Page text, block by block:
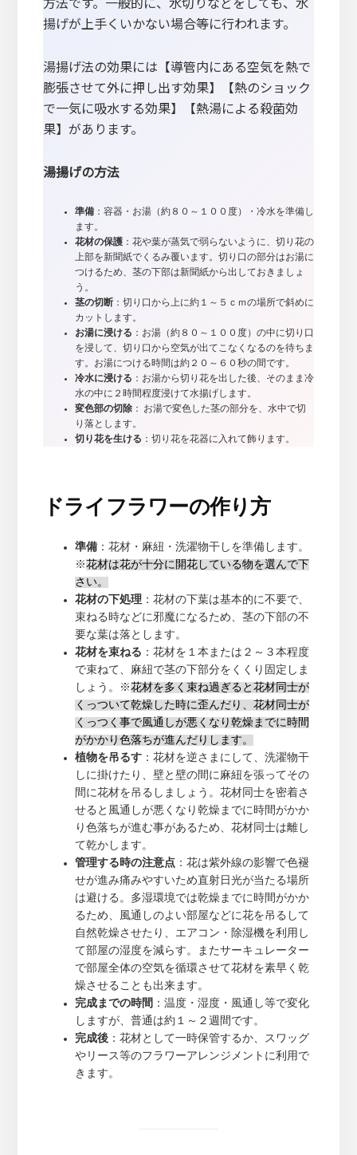
揚げが上手くいかない場合等に行われます。
湯揚げ法の効果には【導管内にある空気を熱で
膨張させて外に押し出す効果】【熱のショック
で一気に吸水する効果】【熱湯による殺菌効
果】があります。
湯揚げの方法
準備：容器・お湯（約８０～１００度）・冷水を準備し
ます。
花材の保護：花や葉が蒸気で弱らないように、切り花の
上部を新聞紙でくるみ覆います。切り口の部分はお湯に
つけるため、茎の下部は新聞紙から出しておきましょ
う。
茎の切断：切り口から上に約１～５ｃｍの場所で斜めに
カットします。
お湯に浸ける ：お湯（約８０～１００度）の中に切り口
を浸して、切り口から空気が出てこなくなるのを待ちま
す。お湯につける時間は約２０～６０秒の間です。
冷水に浸ける ：お湯から切り花を出した後、そのまま冷
水の中に２時間程度浸けて水揚げします。
変色部の切除： お湯で変色した茎の部分を、水中で切
り落とします。
切り花を生ける ：切り花を花器に入れて飾ります。
ドライフラワーの作り方
準備：花材・麻紐・洗濯物干しを準備します。
※花材は花が十分に開花している物を選んで下
さい。
花材の下処理：花材の下葉は基本的に不要で、
束ねる時などに邪魔になるため、茎の下部の不
要な葉は落とします。
花材を束ねる ：花材を１本または２～３本程度
で束ねて、麻紐で茎の下部分をくくり固定しま
しょう。※花材を多く束ね過ぎると花材同士が
くっついて乾燥した時に歪んだり、花材同士が
くっつく事で風通しが悪くなり乾燥までに時間
がかかり色落ちが進んだりします。
植物を吊るす：花材を逆さまにして、洗濯物干
しに掛けたり、壁と壁の間に麻紐を張ってその
間に花材を吊るしましょう。花材同士を密着さ
せると風通しが悪くなり乾燥までに時間がかか
り色落ちが進む事があるため、花材同士は離し
て乾かします。
管理する時の注意点 ：花は紫外線の影響で色褪
せが進み痛みやすいため直射日光が当たる場所
は避ける。多湿環境では乾燥までに時間がかか
るため、風通しのよい部屋などに花を吊るして
自然乾燥させたり、エアコン・除湿機を利用し
て部屋の湿度を減らす。またサーキュレーター
で部屋全体の空気を循環させて花材を素早く乾
燥させることも出来ます。
完成までの時間 ：温度・湿度・風通し等で変化
しますが、普通は約１～２週間です。
完成後：花材として一時保管するか、スワッグ
やリース等のフラワーアレンジメントに利用で
きます。